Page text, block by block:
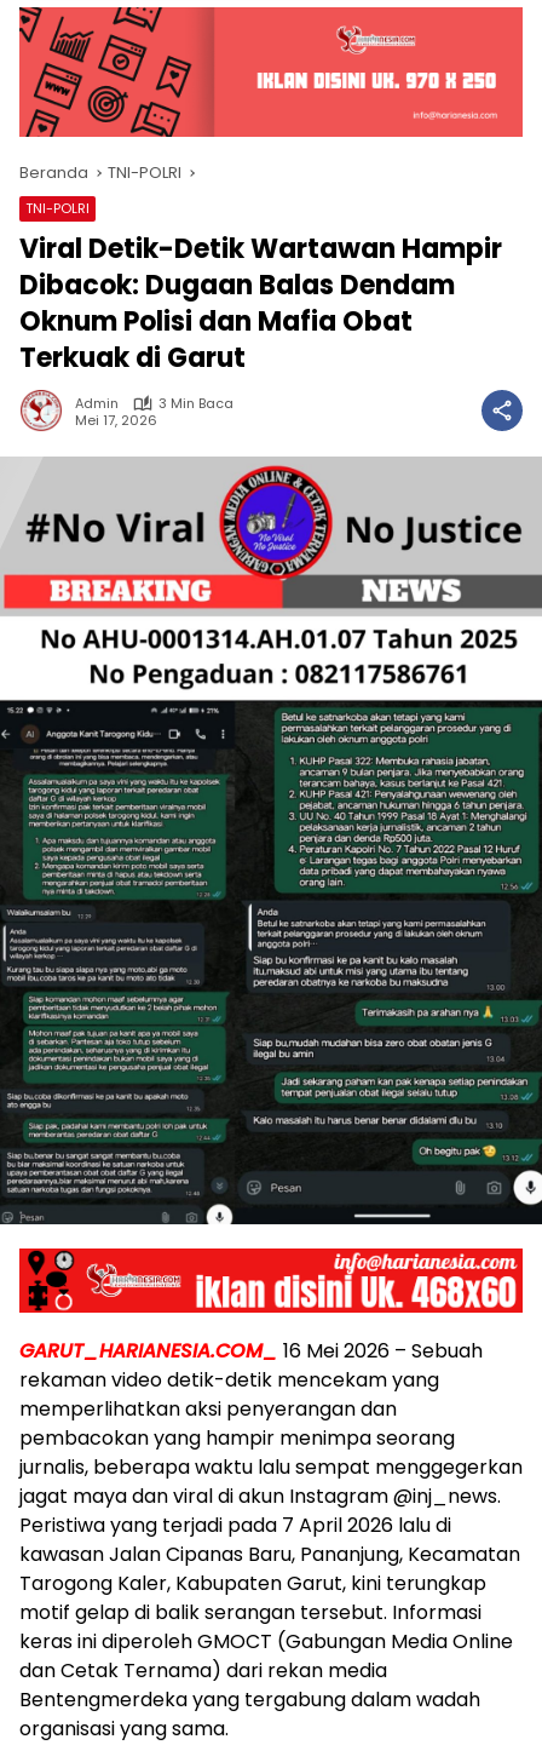
Beranda TNI-POLRI
TNI-POLRI
Viral Detik-Detik Wartawan Hampir
Dibacok: Dugaan Balas Dendam
Oknum Polisi dan Mafia Obat
Terkuak di Garut
Admin
3 Min Baca
Mei 17, 2026
GARUT_HARIANESIA.COM_ 16 Mei 2026 – Sebuah
rekaman video detik-detik mencekam yang
memperlihatkan aksi penyerangan dan
pembacokan yang hampir menimpa seorang
jurnalis, beberapa waktu lalu sempat menggegerkan
jagat maya dan viral di akun Instagram @inj_news.
Peristiwa yang terjadi pada 7 April 2026 lalu di
kawasan Jalan Cipanas Baru, Pananjung, Kecamatan
Tarogong Kaler, Kabupaten Garut, kini terungkap
motif gelap di balik serangan tersebut. Informasi
keras ini diperoleh GMOCT (Gabungan Media Online
dan Cetak Ternama) dari rekan media
Bentengmerdeka yang tergabung dalam wadah
organisasi yang sama.